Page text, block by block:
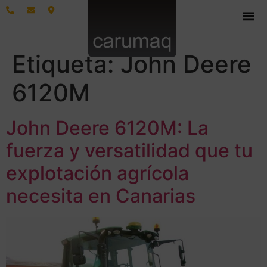
Etiqueta:John Deere
6120M
John Deere 6120M: La
fuerza y versatilidad que tu
explotación agrícola
necesita en Canarias